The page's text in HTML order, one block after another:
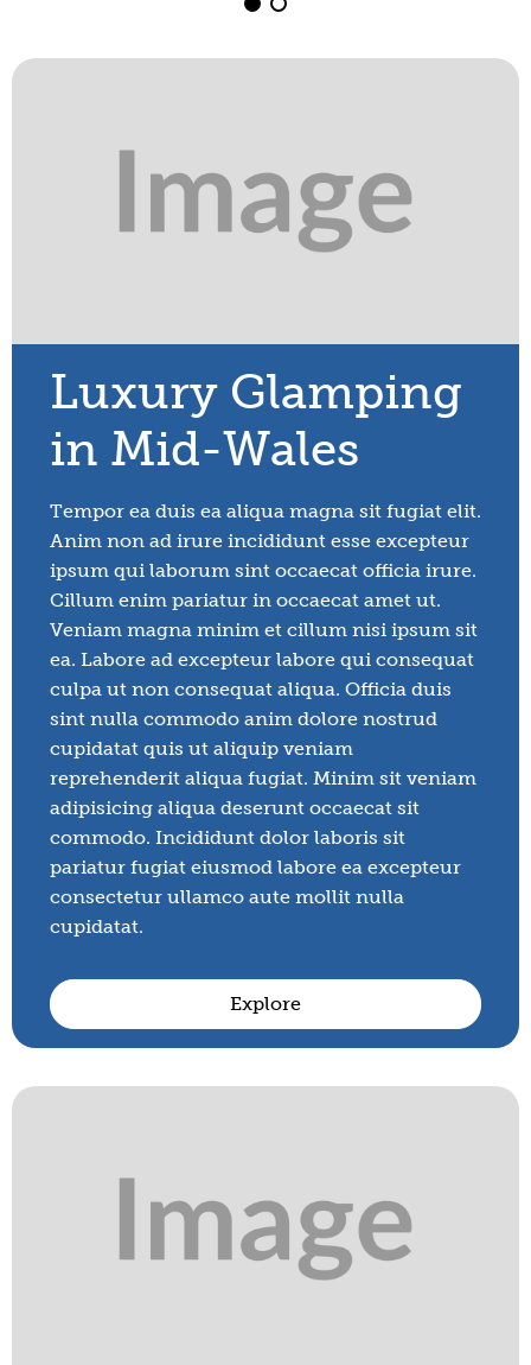
Luxury Glamping
in Mid-Wales
Tempor ea duis ea aliqua magna sit fugiat elit.
Anim non ad irure incididunt esse excepteur
ipsum qui laborum sint occaecat officia irure.
Cillum enim pariatur in occaecat amet ut.
Veniam magna minim et cillum nisi ipsum sit
ea. Labore ad excepteur labore qui consequat
culpa ut non consequat aliqua. Officia duis
sint nulla commodo anim dolore nostrud
cupidatat quis ut aliquip veniam
reprehenderit aliqua fugiat. Minim sit veniam
adipisicing aliqua deserunt occaecat sit
commodo. Incididunt dolor laboris sit
pariatur fugiat eiusmod labore ea excepteur
consectetur ullamco aute mollit nulla
cupidatat.
Explore